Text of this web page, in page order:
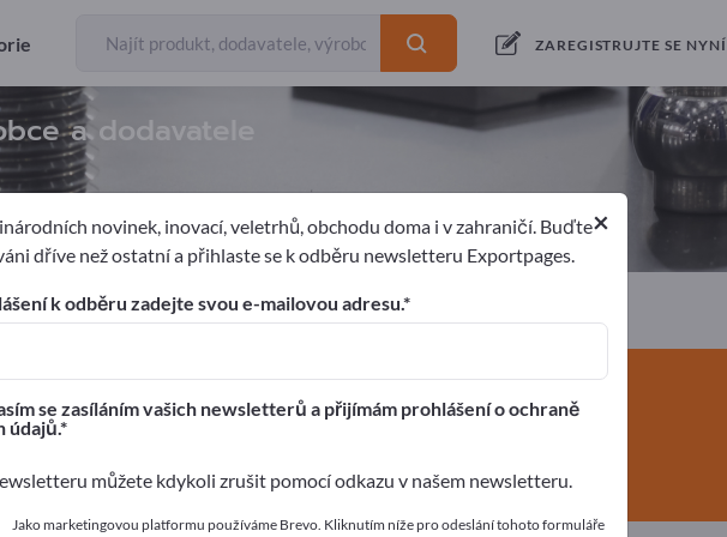
ZAREGISTRUJTE SE NYNÍ
a dodavatele
Exportéři
zajišťované díly Hnací řemeň
>> začněte zde
produkty na Exportpages.
zde
×
novinek, inovací, veletrhů, obchodu doma i v zahraničí. Buďte
dříve než ostatní a přihlaste se k odběru newsletteru Exportpages.
k odběru zadejte svou e-mailovou adresu.
se zasíláním vašich newsletterů a přijímám prohlášení o ochraně
údajů.
můžete kdykoli zrušit pomocí odkazu v našem newsletteru.
Jako marketingovou platformu používáme Brevo. Kliknutím níže pro odeslání tohoto formuláře